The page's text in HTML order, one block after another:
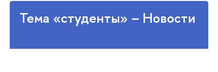
Тема «студенты» – Новости